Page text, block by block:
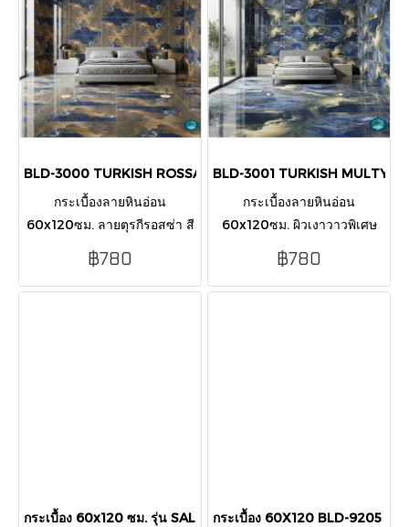
BLD-3000 TURKISH ROSSA 60X120 CM
กระเบื้องลายหินอ่อน
60x120ซม. ลายตุรกีรอสซ่า สี
แดงหรูหรามีเอกลักษณ์ ปูพื้น
และผนังให้ลุคคลาสสิก บรรจุ 2
แผ่น/กล่อง (1.44 ตร.ม.) แข็ง
฿780
BLD-3001 TURKISH MULTY
กระเบื้องลายหินอ่อน
60x120ซม. ผิวเงาวาวพิเศษ
ลายหินตุรกีหลากสีสวยหรู ปูพื้น
และผนังให้ดูแกรนด์ บรรจุ 2
แผ่น/กล่อง (1.44 ตร.ม.) แข็ง
฿780
กระเบื้อง 60x120 ซม. รุ่น SALIKA GREY POL ลายหินอ่อนฟ้าเทา
กระเบื้อง 60X120 BLD-9205